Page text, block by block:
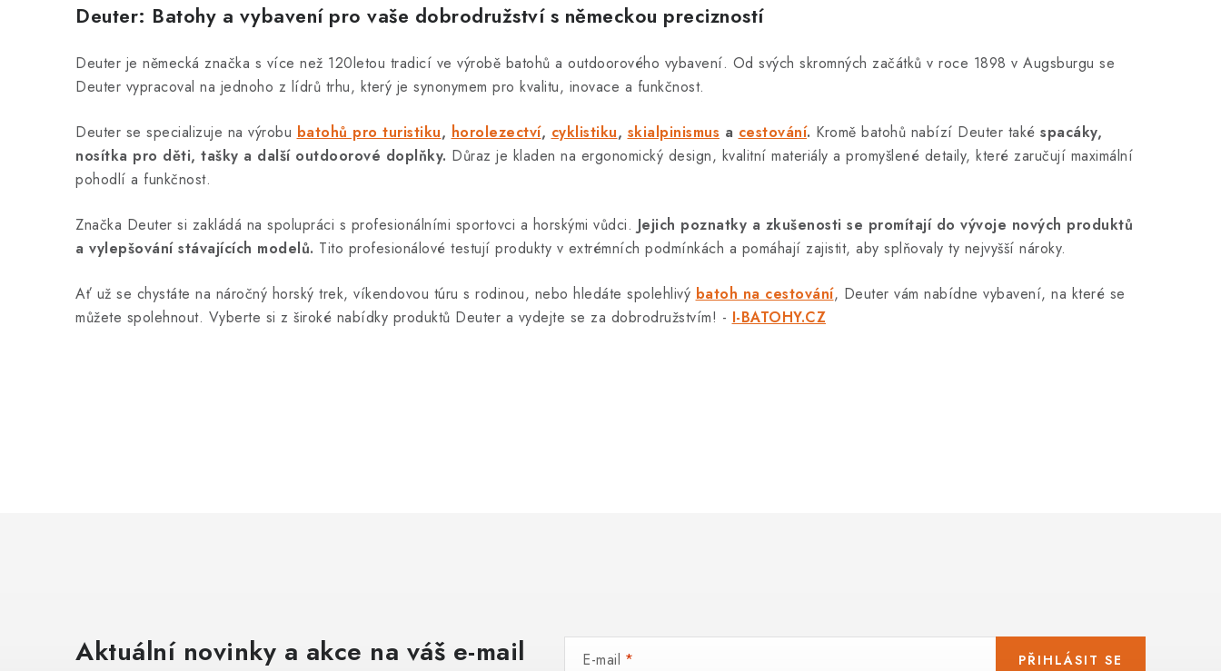
Deuter: Batohy a vybavení pro vaše dobrodružství s německou precizností
Deuter je německá značka s více než 120letou tradicí ve výrobě batohů a outdoorového vybavení. Od svých skromných začátků v roce 1898 v Augsburgu se
Deuter vypracoval na jednoho z lídrů trhu, který je synonymem pro kvalitu, inovace a funkčnost.
Deuter se specializuje na výrobu batohů pro turistiku, horolezectví, cyklistiku, skialpinismus a cestování. Kromě batohů nabízí Deuter také spacáky,
nosítka pro děti, tašky a další outdoorové doplňky. Důraz je kladen na ergonomický design, kvalitní materiály a promyšlené detaily, které zaručují maximální
pohodlí a funkčnost.
Značka Deuter si zakládá na spolupráci s profesionálními sportovci a horskými vůdci. Jejich poznatky a zkušenosti se promítají do vývoje nových produktů
a vylepšování stávajících modelů. Tito profesionálové testují produkty v extrémních podmínkách a pomáhají zajistit, aby splňovaly ty nejvyšší nároky.
Ať už se chystáte na náročný horský trek, víkendovou túru s rodinou, nebo hledáte spolehlivý batoh na cestování, Deuter vám nabídne vybavení, na které se
můžete spolehnout. Vyberte si z široké nabídky produktů Deuter a vydejte se za dobrodružstvím! - I-BATOHY.CZ
Aktuální novinky a akce na váš e-mail E-mail PŘIHLÁSIT SE